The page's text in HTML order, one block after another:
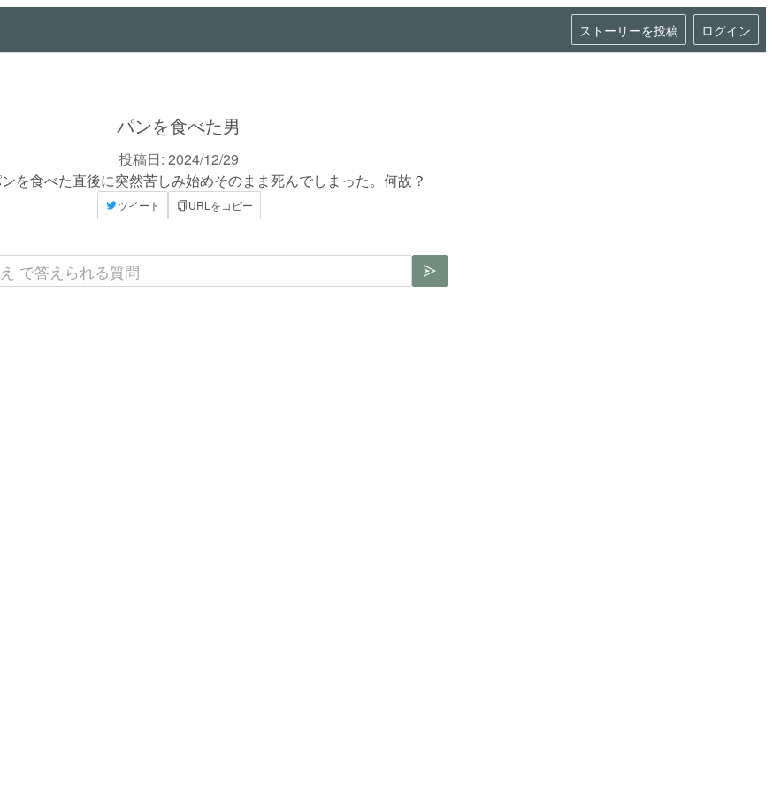
ストーリーを投稿 ログイン
パンを食べた男
投稿日: 2024/12/29
を食べた直後に突然苦しみ始めそのまま死んでしまった。何故？
ツイート URLをコピー